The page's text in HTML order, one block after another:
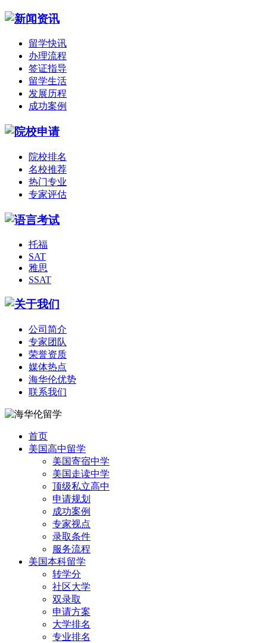
留学快讯
办理流程
签证指导
留学生活
发展历程
成功案例
院校排名
名校推荐
热门专业
专家评估
托福
SAT
雅思
SSAT
公司简介
专家团队
荣誉资质
媒体热点
海华伦优势
联系我们
首页
美国高中留学
美国寄宿中学
美国走读中学
顶级私立高中
申请规划
成功案例
专家视点
录取条件
服务流程
美国本科留学
转学分
社区大学
双录取
申请方案
大学排名
专业排名